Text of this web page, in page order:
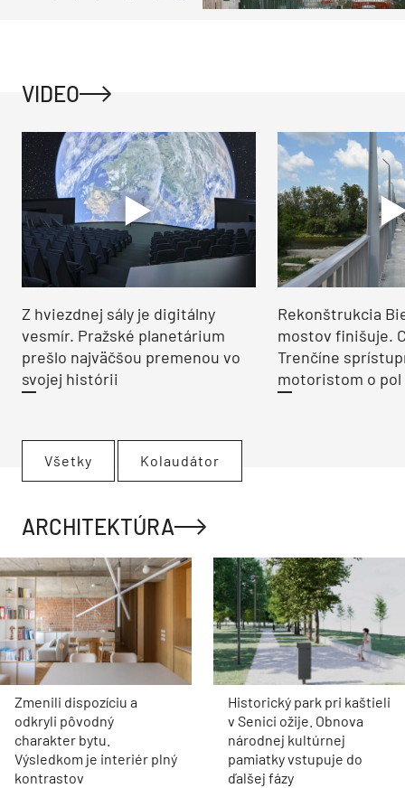
VIDEO
Z hviezdnej sály je digitálny
vesmír. Pražské planetárium
prešlo najväčšou premenou vo
svojej histórii
Rekonštrukcia
mostov finišuje.
Trenčíne
motoristom o pol
Všetky Kolaudátor
ARCHITEKTÚRA
Zmenili dispozíciu a
odkryli pôvodný
charakter bytu.
Výsledkom je interiér plný
kontrastov
Historický park pri kaštieli
v Senici ožije. Obnova
národnej kultúrnej
pamiatky vstupuje do
ďalšej fázy